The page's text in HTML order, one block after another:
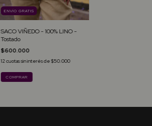
ENVÍO GRATIS
SACO VIÑEDO - 100% LINO -
Tostado
$600.000
12 cuotas sin interés de$50.000
COMPRAR